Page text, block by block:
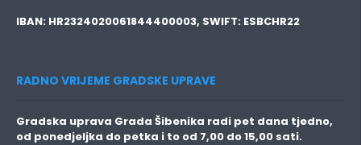
IBAN: HR2324020061844400003, SWIFT: ESBCHR22
RADNO VRIJEME GRADSKE UPRAVE
Gradska uprava Grada Šibenika radi pet dana tjedno,
od ponedjeljka do petka i to od 7,00 do 15,00 sati.